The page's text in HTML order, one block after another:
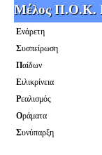
Μέλος
Ενάρετη
Συσπείρωση
Παίδων
Ειλικρίνεια
Ρεαλισμός
Οράματα
Συνύπαρξη